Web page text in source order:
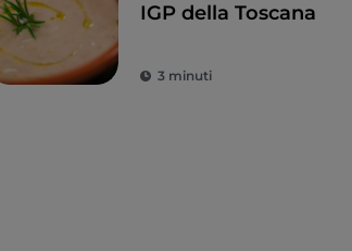
IGP della Toscana
3 minuti